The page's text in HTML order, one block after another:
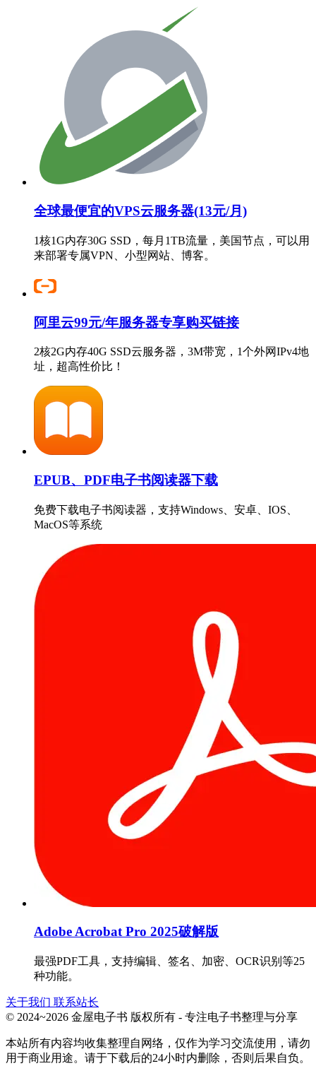
全球最便宜的VPS云服务器(13元/月)
1核1G内存30G SSD，每月1TB流量，美国节点，可以用
来部署专属VPN、小型网站、博客。
阿里云99元/年服务器专享购买链接
2核2G内存40G SSD云服务器，3M带宽，1个外网IPv4地
址，超高性价比！
EPUB、PDF电子书阅读器下载
免费下载电子书阅读器，支持Windows、安卓、IOS、
MacOS等系统
Adobe Acrobat Pro 2025破解版
最强PDF工具，支持编辑、签名、加密、OCR识别等25
种功能。
关于我们 联系站长
© 2024~2026 金屋电子书 版权所有 - 专注电子书整理与分享
本站所有内容均收集整理自网络，仅作为学习交流使用，请勿
用于商业用途。请于下载后的24小时内删除，否则后果自负。